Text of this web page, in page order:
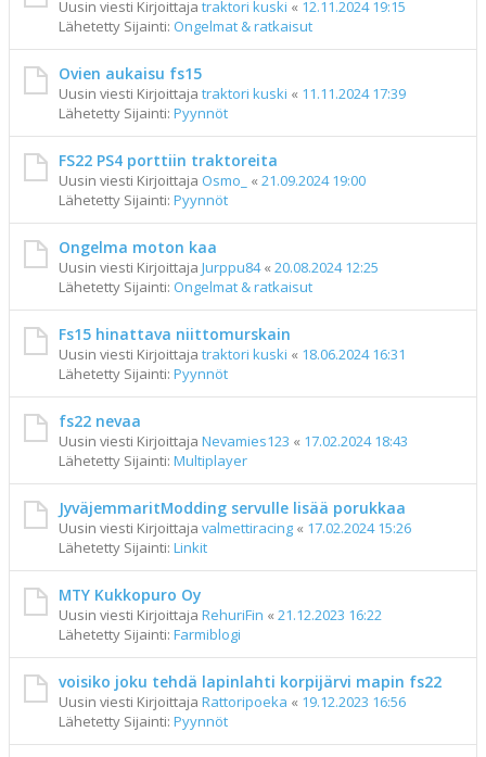
Uusin viesti Kirjoittaja traktori kuski « 12.11.2024 19:15
Lähetetty Sijainti: Ongelmat & ratkaisut
Ovien aukaisu fs15
Uusin viesti Kirjoittaja traktori kuski « 11.11.2024 17:39
Lähetetty Sijainti: Pyynnöt
FS22 PS4 porttiin traktoreita
Uusin viesti Kirjoittaja Osmo_ « 21.09.2024 19:00
Lähetetty Sijainti: Pyynnöt
Ongelma moton kaa
Uusin viesti Kirjoittaja Jurppu84« 20.08.2024 12:25
Lähetetty Sijainti: Ongelmat & ratkaisut
Fs15 hinattava niittomurskain
Uusin viesti Kirjoittaja traktori kuski « 18.06.2024 16:31
Lähetetty Sijainti: Pyynnöt
fs22 nevaa
Uusin viesti Kirjoittaja Nevamies123 « 17.02.2024 18:43
Lähetetty Sijainti: Multiplayer
JyväjemmaritModding servulle lisää porukkaa
Uusin viesti Kirjoittaja valmettiracing « 17.02.2024 15:26
Lähetetty Sijainti: Linkit
MTY Kukkopuro Oy
Uusin viesti Kirjoittaja RehuriFin « 21.12.2023 16:22
Lähetetty Sijainti: Farmiblogi
voisiko joku tehdä lapinlahti korpijärvi mapin fs22
Uusin viesti Kirjoittaja Rattoripoeka « 19.12.2023 16:56
Lähetetty Sijainti: Pyynnöt